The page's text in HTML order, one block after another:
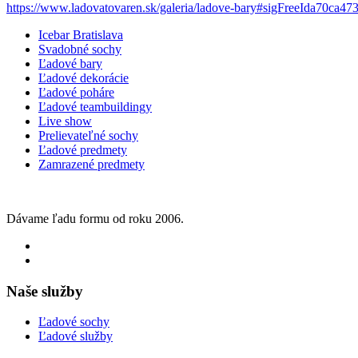
https://www.ladovatovaren.sk/galeria/ladove-
Icebar Bratislava
Svadobné sochy
Ľadové bary
Ľadové dekorácie
Ľadové poháre
Ľadové teambuildingy
Live show
Prelievateľné sochy
Ľadové predmety
Zamrazené predmety
Dávame ľadu formu od roku 2006.
Naše služby
Ľadové sochy
Ľadové služby